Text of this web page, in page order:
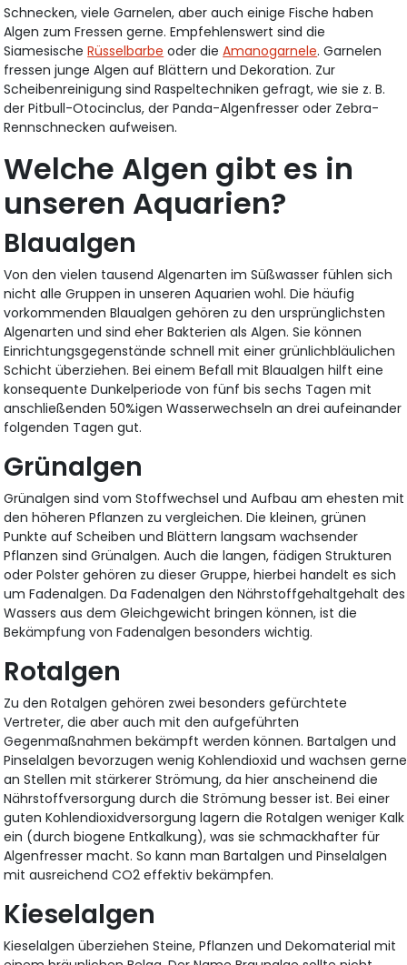
Schnecken, viele Garnelen, aber auch einige Fische haben
Algen zum Fressen gerne. Empfehlenswert sind die
SiamesischeRüsselbarbe oder dieAmanogarnele. Garnelen
fressen junge Algen auf Blättern und Dekoration. Zur
Scheibenreinigung sind Raspeltechniken gefragt, wie sie z. B.
der Pitbull-Otocinclus, der Panda-Algenfresser oder Zebra-
Rennschnecken aufweisen.
Welche Algen gibt es in
unseren Aquarien?
Blaualgen
Von den vielen tausend Algenarten im Süßwasser fühlen sich
nicht alle Gruppen in unseren Aquarien wohl. Die häufig
vorkommenden Blaualgen gehören zu den ursprünglichsten
Algenarten und sind eher Bakterien als Algen. Sie können
Einrichtungsgegenstände schnell mit einer grünlichbläulichen
Schicht überziehen. Bei einem Befall mit Blaualgen hilft eine
konsequente Dunkelperiode von fünf bis sechs Tagen mit
anschließenden 50%igen Wasserwechseln an drei aufeinander
folgenden Tagen gut.
Grünalgen
Grünalgen sind vom Stoffwechsel und Aufbau am ehesten mit
den höheren Pflanzen zu vergleichen. Die kleinen, grünen
Punkte auf Scheiben und Blättern langsam wachsender
Pflanzen sind Grünalgen. Auch die langen, fädigen Strukturen
oder Polster gehören zu dieser Gruppe, hierbei handelt es sich
um Fadenalgen. Da Fadenalgen den Nährstoffgehaltgehalt des
Wassers aus dem Gleichgewicht bringen können, ist die
Bekämpfung von Fadenalgen besonders wichtig.
Rotalgen
Zu den Rotalgen gehören zwei besonders gefürchtete
Vertreter, die aber auch mit den aufgeführten
Gegenmaßnahmen bekämpft werden können. Bartalgen und
Pinselalgen bevorzugen wenig Kohlendioxid und wachsen gerne
an Stellen mit stärkerer Strömung, da hier anscheinend die
Nährstoffversorgung durch die Strömung besser ist. Bei einer
guten Kohlendioxidversorgung lagern die Rotalgen weniger Kalk
ein (durch biogene Entkalkung), was sie schmackhafter für
Algenfresser macht. So kann man Bartalgen und Pinselalgen
mit ausreichend CO2 effektiv bekämpfen.
Kieselalgen
Kieselalgen überziehen Steine, Pflanzen und Dekomaterial mit